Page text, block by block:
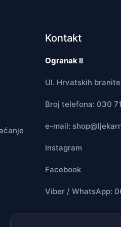
Kontakt
Ogranak II
Ul. Hrvatskih
Broj telefona: 030
e-mail:
Instagram
Facebook
Viber / WhatsApp: